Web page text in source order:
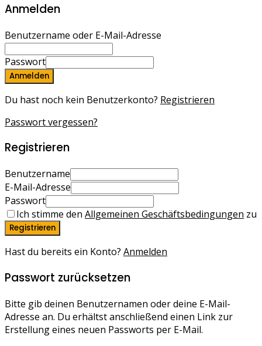
Anmelden
Benutzername oder E-Mail-Adresse
Passwort
Anmelden
Du hast noch kein Benutzerkonto? Registrieren
Passwort vergessen?
Registrieren
Benutzername
E-Mail-Adresse
Passwort
Ich stimme den Allgemeinen Geschäftsbedingungen zu
Registrieren
Hast du bereits ein Konto? Anmelden
Passwort zurücksetzen
Bitte gib deinen Benutzernamen oder deine E-Mail-
Adresse an. Du erhältst anschließend einen Link zur
Erstellung eines neuen Passworts per E-Mail.